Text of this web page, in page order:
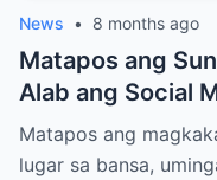
News • 8 months ago
Matapos ang
Alab ang Social
kay PBBM at VP
Matapos ang
lugar sa bansa,